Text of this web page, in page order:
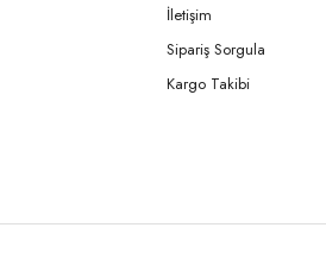
İletişim
Sipariş Sorgula
Kargo Takibi